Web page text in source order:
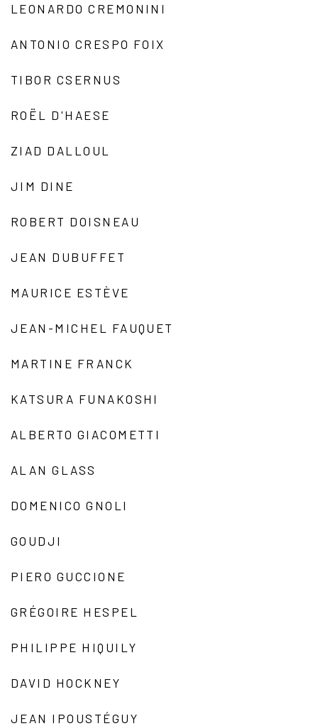
LEONARDO CREMONINI
ANTONIO CRESPO FOIX
TIBOR CSERNUS
ROËL D'HAESE
ZIAD DALLOUL
JIM DINE
ROBERT DOISNEAU
JEAN DUBUFFET
MAURICE ESTÈVE
JEAN-MICHEL FAUQUET
MARTINE FRANCK
KATSURA FUNAKOSHI
ALBERTO GIACOMETTI
ALAN GLASS
DOMENICO GNOLI
GOUDJI
PIERO GUCCIONE
GRÉGOIRE HESPEL
PHILIPPE HIQUILY
DAVID HOCKNEY
JEAN IPOUSTÉGUY